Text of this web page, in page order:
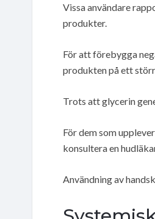
Vissa användare
produkter.
För att förebygga
produkten på ett
Trots att glycerin
För dem som
konsultera en
Användning av